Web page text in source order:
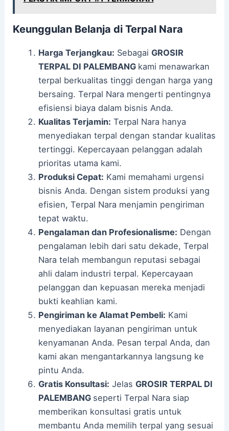
Keunggulan Belanja di Terpal Nara
Harga Terjangkau: Sebagai GROSIR
TERPAL DI PALEMBANG kami menawarkan
terpal berkualitas tinggi dengan harga yang
bersaing. Terpal Nara mengerti pentingnya
efisiensi biaya dalam bisnis Anda.
Kualitas Terjamin: Terpal Nara hanya
menyediakan terpal dengan standar kualitas
tertinggi. Kepercayaan pelanggan adalah
prioritas utama kami.
Produksi Cepat: Kami memahami urgensi
bisnis Anda. Dengan sistem produksi yang
efisien, Terpal Nara menjamin pengiriman
tepat waktu.
Pengalaman dan Profesionalisme: Dengan
pengalaman lebih dari satu dekade, Terpal
Nara telah membangun reputasi sebagai
ahli dalam industri terpal. Kepercayaan
pelanggan dan kepuasan mereka menjadi
bukti keahlian kami.
Pengiriman ke Alamat Pembeli: Kami
menyediakan layanan pengiriman untuk
kenyamanan Anda. Pesan terpal Anda, dan
kami akan mengantarkannya langsung ke
pintu Anda.
Gratis Konsultasi: Jelas GROSIR TERPAL DI
PALEMBANG seperti Terpal Nara siap
memberikan konsultasi gratis untuk
membantu Anda memilih terpal yang sesuai